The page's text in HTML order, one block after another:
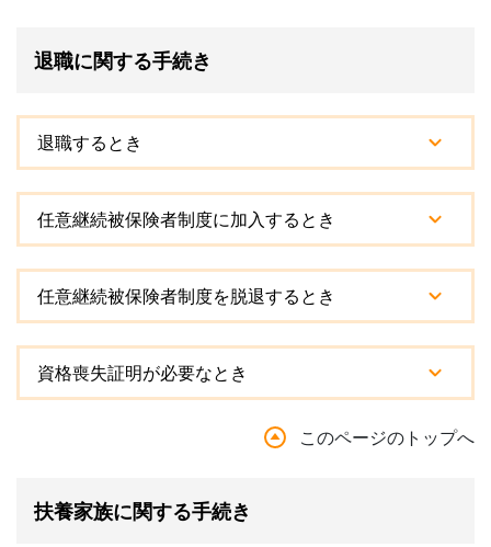
退職に関する手続き
退職するとき
任意継続被保険者制度に加入するとき
任意継続被保険者制度を脱退するとき
資格喪失証明が必要なとき
このページのトップへ
扶養家族に関する手続き